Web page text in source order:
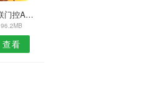
智联门控APP
96.2MB
查看